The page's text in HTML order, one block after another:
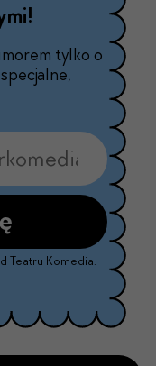
tylko o
Teatru Komedia.